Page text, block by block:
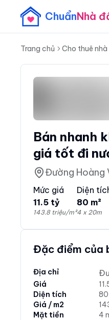
ChuẩnNhà
Trang chủ Cho thuê
Bán nhanh
giá tốt đi
Đường Hoàng
Mức giá
11.5 tỷ
143.8 triệu/m²
Diện
80 m²
4 x 20m
Đặc điểm của
Địa chỉ
Giá
Diện tích
80
Giá / m2
Mặt tiền
4